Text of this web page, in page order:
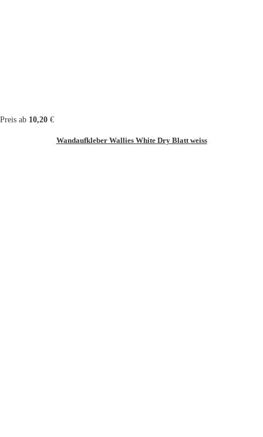
Preis ab 10,20 €
Wandaufkleber Wallies White Dry Blatt weiss